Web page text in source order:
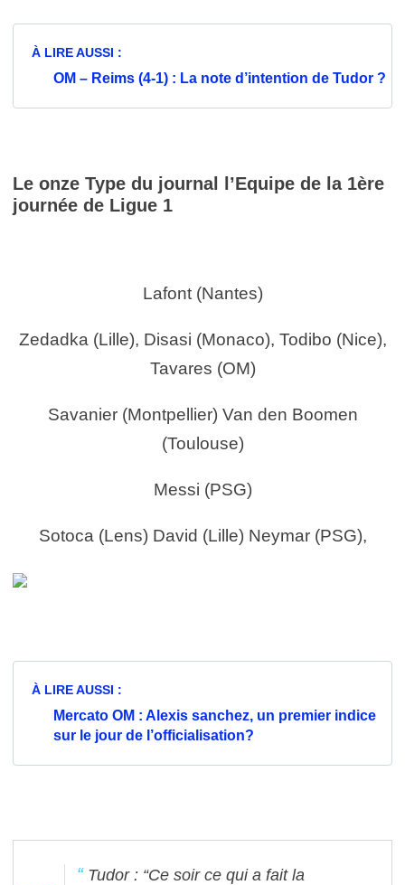
À LIRE AUSSI :
OM – Reims (4-1) : La note d’intention de Tudor ?
Le onze Type du journal l’Equipe de la 1ère
journée de Ligue 1
Lafont (Nantes)
Zedadka (Lille), Disasi (Monaco), Todibo (Nice),
Tavares (OM)
Savanier (Montpellier) Van den Boomen
(Toulouse)
Messi (PSG)
Sotoca (Lens) David (Lille) Neymar (PSG),
À LIRE AUSSI :
Mercato OM : Alexis sanchez, un premier indice
sur le jour de l’officialisation?
Tudor : “Ce soir ce qui a fait la